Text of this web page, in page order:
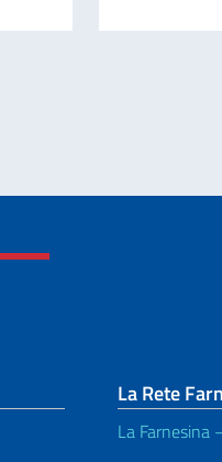
La Rete
La Farnesina